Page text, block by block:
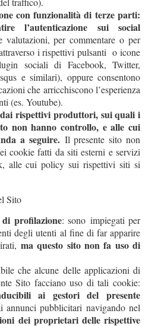
con funzionalità di terze parti:
l’autenticazione sui social
valutazioni, per commentare o per
i rispettivi pulsanti o icone
sociali di Facebook, Twitter,
e similari), oppure consentono
che arricchiscono l’esperienza
(es. Youtube).
rispettivi produttori, sui quali i
non hanno controllo, e alle cui
a seguire.Il presente sito non
cookie fatti da siti esterni e servizi
alle cui policy sui rispettivi siti si
Sito
profilazione: sono impiegati per
degli utenti al fine di far apparire
ma questo sito non fa uso di
che alcune delle applicazioni di
Sito facciano uso di tali cookie:
ai gestori del presente
annunci pubblicitari navigando nel
dei proprietari delle rispettive